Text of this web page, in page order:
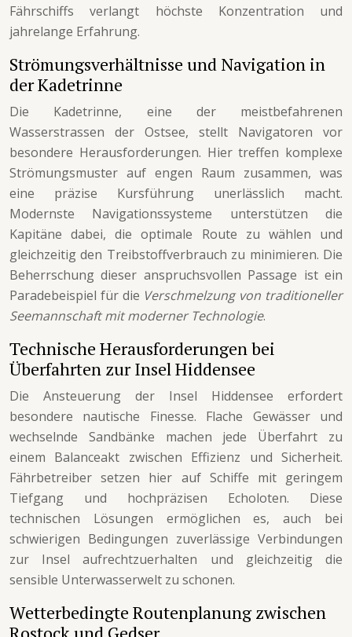
Fährschiffs verlangt höchste Konzentration und
jahrelange Erfahrung.
Strömungsverhältnisse und Navigation in
der Kadetrinne
Die Kadetrinne, eine der meistbefahrenen
Wasserstrassen der Ostsee, stellt Navigatoren vor
besondere Herausforderungen. Hier treffen komplexe
Strömungsmuster auf engen Raum zusammen, was
eine präzise Kursführung unerlässlich macht.
Modernste Navigationssysteme unterstützen die
Kapitäne dabei, die optimale Route zu wählen und
gleichzeitig den Treibstoffverbrauch zu minimieren. Die
Beherrschung dieser anspruchsvollen Passage ist ein
Paradebeispiel für die Verschmelzung von traditioneller
Seemannschaft mit moderner Technologie.
Technische Herausforderungen bei
Überfahrten zur Insel Hiddensee
Die Ansteuerung der Insel Hiddensee erfordert
besondere nautische Finesse. Flache Gewässer und
wechselnde Sandbänke machen jede Überfahrt zu
einem Balanceakt zwischen Effizienz und Sicherheit.
Fährbetreiber setzen hier auf Schiffe mit geringem
Tiefgang und hochpräzisen Echoloten. Diese
technischen Lösungen ermöglichen es, auch bei
schwierigen Bedingungen zuverlässige Verbindungen
zur Insel aufrechtzuerhalten und gleichzeitig die
sensible Unterwasserwelt zu schonen.
Wetterbedingte Routenplanung zwischen